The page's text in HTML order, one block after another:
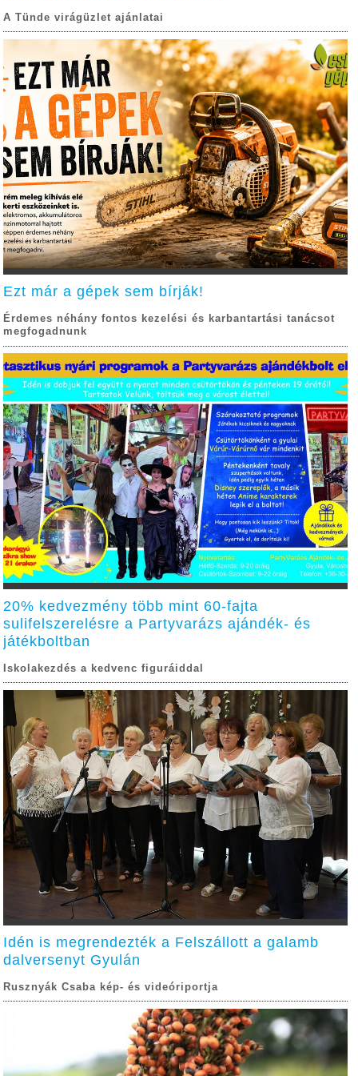
A Tünde virágüzlet ajánlatai
Ezt már a gépek sem bírják!
Érdemes néhány fontos kezelési és karbantartási tanácsot
megfogadnunk
20% kedvezmény több mint 60-fajta
sulifelszerelésre a Partyvarázs ajándék- és
játékboltban
Iskolakezdés a kedvenc figuráiddal
Idén is megrendezték a Felszállott a galamb
dalversenyt Gyulán
Rusznyák Csaba kép- és videóriportja